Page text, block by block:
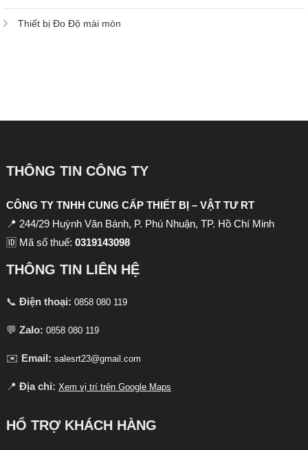
Thiết bị Đo Độ mài mòn
THÔNG TIN CÔNG TY
CÔNG TY TNHH CUNG CẤP THIẾT BỊ – VẬT TƯ RT
📍 244/29 Huỳnh Văn Bánh, P. Phú Nhuận, TP. Hồ Chí Minh
🆔 Mã số thuế: 0319143098
THÔNG TIN LIÊN HỆ
📞 Điện thoại: 0858 080 119
💬 Zalo: 0858 080 119
✉️ Email: salesrt23@gmail.com
📍 Địa chỉ: Xem vị trí trên Google Maps
HỔ TRỢ KHÁCH HÀNG